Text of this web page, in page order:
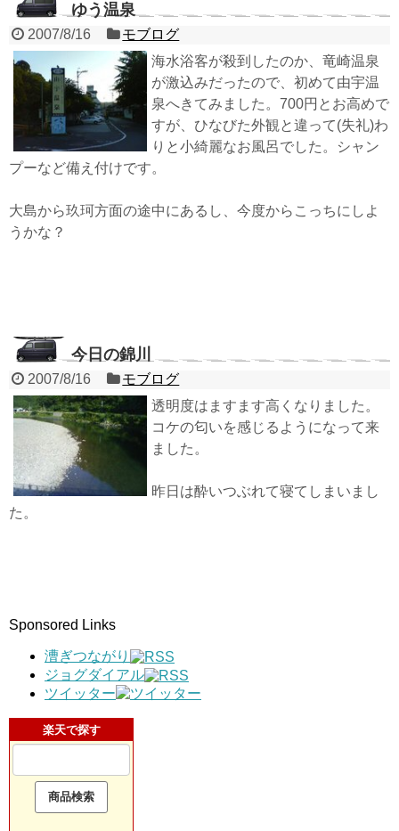
ゆう温泉
2007/8/16
モブログ
海水浴客が殺到したのか、竜崎温泉
が激込みだったので、初めて由宇温
泉へきてみました。700円とお高めで
すが、ひなびた外観と違って(失礼)わ
りと小綺麗なお風呂でした。シャン
プーなど備え付けです。
大島から玖珂方面の途中にあるし、今度からこっちにしよ
うかな？
今日の錦川
2007/8/16
モブログ
透明度はますます高くなりました。
コケの匂いを感じるようになって来
ました。
昨日は酔いつぶれて寝てしまいまし
た。
Sponsored Links
漕ぎつながり
ジョグダイアル
ツイッター
楽天で探す